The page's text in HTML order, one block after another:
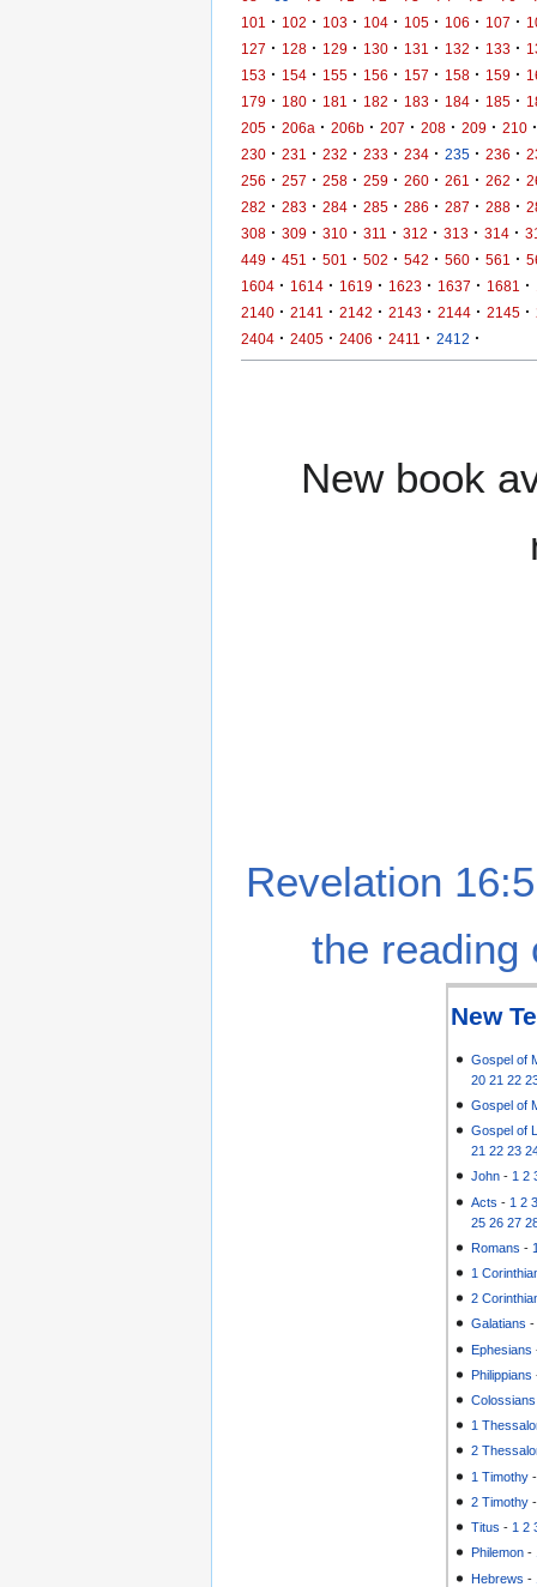
101
· 102 · 103 · 104 · 105 · 106 · 107 ·
127 · 128 · 129 · 130 · 131 · 132 · 133 ·
153 · 154 · 155 · 156 · 157 · 158 · 159 ·
179 · 180 · 181 · 182 · 183 · 184 · 185 ·
205 · 206a · 206b · 207 · 208 · 209 · 210 ·
230 · 231 · 232 · 233 · 234 · 235 · 236 ·
256 · 257 · 258 · 259 · 260 · 261 · 262 ·
282 · 283 · 284 · 285 · 286 · 287 · 288 ·
308 · 309 · 310 · 311 · 312 · 313 · 314 ·
449 · 451 · 501 · 502 · 542 · 560 · 561 ·
1604 · 1614 · 1619 · 1623 · 1637 · 1681 ·
2140 · 2141 · 2142 · 2143 · 2144 · 2145 ·
2404 · 2405 · 2406 · 2411 · 2412 ·
New book
Revelation
the reading
New
Gospel of
20 21 22
Gospel of
Gospel of
21 22 23
John -1 2
Acts - 1 2
25 26 27
Romans -
1
2
Galatians
Ephesians
Philippians
Colossians
1
2
1 Timothy
2 Timothy
Titus - 1 2
Philemon -
Hebrews -